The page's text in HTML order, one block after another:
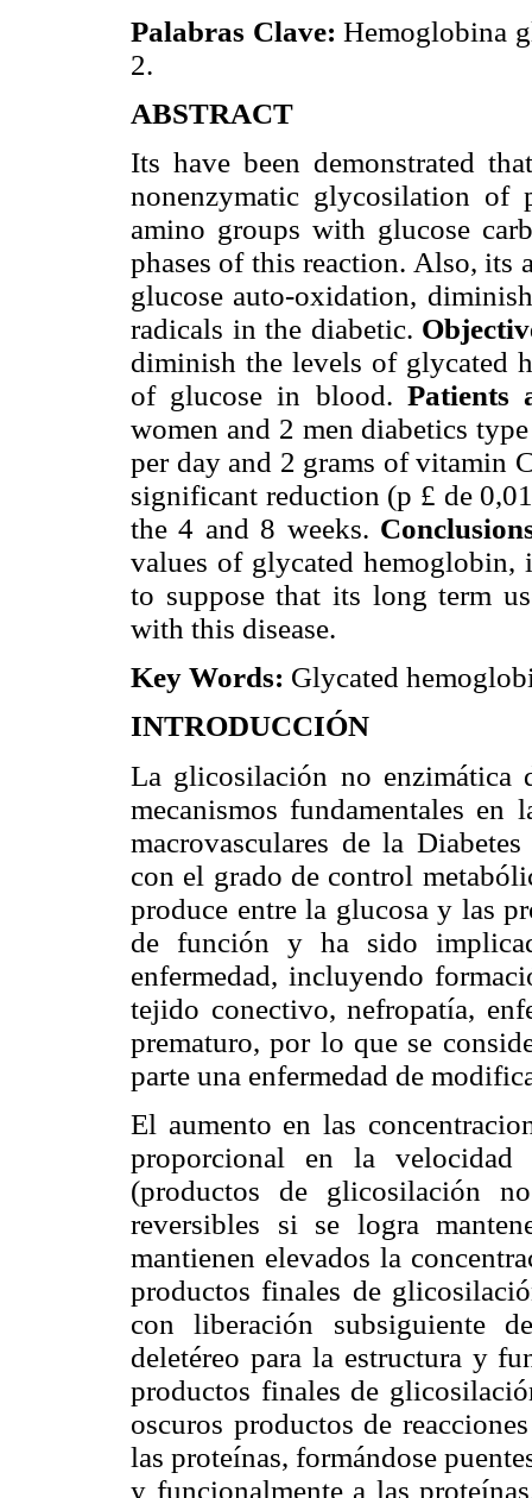
Palabras Clave:Hemoglobina
2.
ABSTRACT
Its have been demonstrated
nonenzymatic glycosilation
amino groups with glucose
phases of this reaction. Also, its
glucose auto-oxidation,
radicals in the diabetic.
diminish the levels of glycated
of glucose in blood. Patients
women and 2 men diabetics
per day and 2 grams of vitamin
significant reduction (p £ de
the 4 and 8 weeks.
values of glycated
to suppose that its long term
with this disease.
Key Words: Glycated
INTRODUCCIÓN
La glicosilación no enzimática
mecanismos fundamentales
macrovasculares de la
con el grado de control
produce entre la glucosa y las
de función y ha sido
enfermedad, incluyendo
tejido conectivo, nefropatía,
prematuro, por lo que se
parte una enfermedad de
El aumento en las
proporcional en la velocidad
(productos de glicosilación
reversibles si se logra
mantienen elevados la
productos finales de
con liberación subsiguiente
deletéreo para la estructura y
productos finales de
oscuros productos de
las proteínas, formándose
y funcionalmente a las